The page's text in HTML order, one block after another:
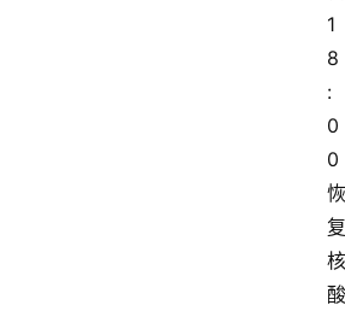
1
8
:
0
0
恢
复
核
酸